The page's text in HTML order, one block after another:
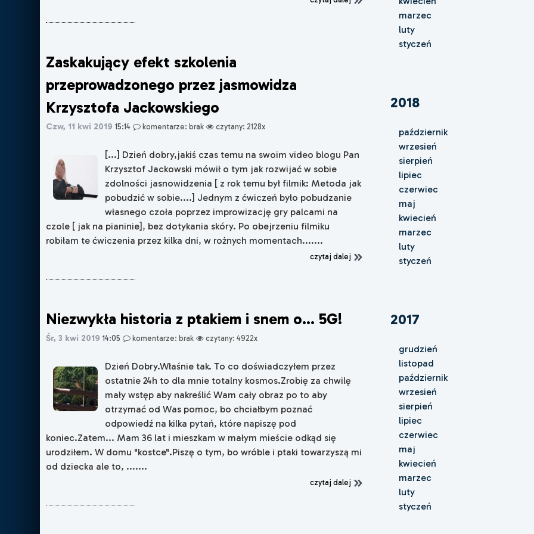
Zaskakujący efekt szkolenia
przeprowadzonego przez jasmowidza
Krzysztofa Jackowskiego
Czw, 11 kwi 2019 15:14 komentarze: brak czytany: 2128x
[...] Dzień dobry,jakiś czas temu na swoim video blogu Pan
Krzysztof Jackowski mówił o tym jak rozwijać w sobie
zdolności jasnowidzenia [ z rok temu był filmik: Metoda jak
pobudzić w sobie....] Jednym z ćwiczeń było pobudzanie
własnego czoła poprzez improwizację gry palcami na
czole [ jak na pianinie], bez dotykania skóry. Po obejrzeniu filmiku
robiłam te ćwiczenia przez kilka dni, w rożnych momentach.......
czytaj dalej
Niezwykła historia z ptakiem i snem o... 5G!
Śr, 3 kwi 2019 14:05 komentarze: brak czytany: 4922x
Dzień Dobry.Właśnie tak. To co doświadczyłem przez
ostatnie 24h to dla mnie totalny kosmos.Zrobię za chwilę
mały wstęp aby nakreślić Wam cały obraz po to aby
otrzymać od Was pomoc, bo chciałbym poznać
odpowiedź na kilka pytań, które napiszę pod
koniec.Zatem... Mam 36 lat i mieszkam w małym mieście odkąd się
urodziłem. W domu "kostce".Piszę o tym, bo wróble i ptaki towarzyszą mi
od dziecka ale to, .......
czytaj dalej
marzec
luty
styczeń
2018
październik
wrzesień
sierpień
lipiec
czerwiec
maj
kwiecień
marzec
luty
styczeń
2017
grudzień
listopad
październik
wrzesień
sierpień
lipiec
czerwiec
maj
kwiecień
marzec
luty
styczeń